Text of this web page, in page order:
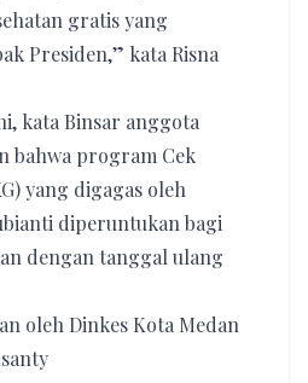
gratis yang
Presiden,” kata Risna
kata Binsar anggota
bahwa program Cek
yang digagas oleh
diperuntukan bagi
dengan tanggal ulang
oleh Dinkes Kota Medan